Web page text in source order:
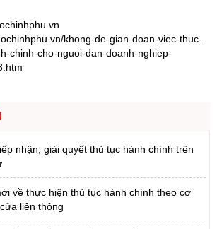
khong-de-gian-doan-viec-thuc-
chinh-cho-nguoi-dan-doanh-nghiep-
nhận, giải quyết thủ tục hành chính trên
về thực hiện thủ tục hành chính theo cơ
liên thông